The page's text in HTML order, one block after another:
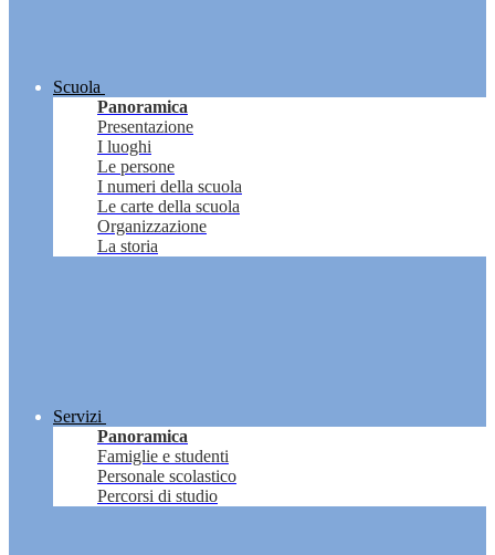
Scuola
Panoramica
Presentazione
I luoghi
Le persone
I numeri della scuola
Le carte della scuola
Organizzazione
La storia
Servizi
Panoramica
Famiglie e studenti
Personale scolastico
Percorsi di studio